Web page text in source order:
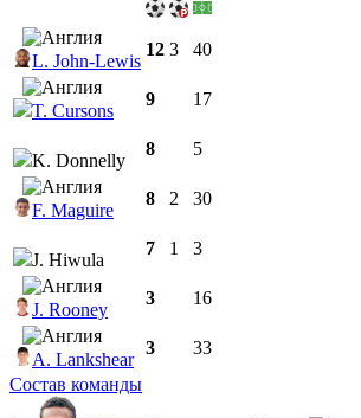
L. John-Lewis
12 3 40
T. Cursons
9 17
K. Donnelly
8 5
F. Maguire
8 2 30
J. Hiwula
7 1 3
J. Rooney
3 16
A. Lankshear
3
33
Состав команды